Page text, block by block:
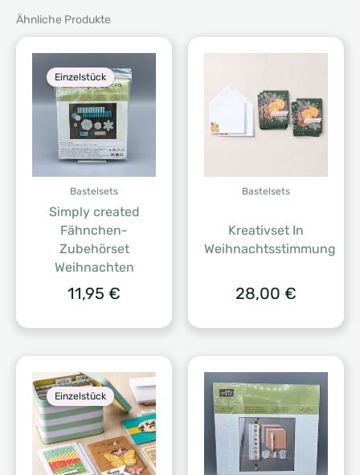
Ähnliche Produkte
Einzelstück
Bastelsets
Simply created
Fähnchen-
Zubehörset
Weihnachten
11,95 €
Bastelsets
Kreativset In
Weihnachtsstimmung
28,00 €
Einzelstück